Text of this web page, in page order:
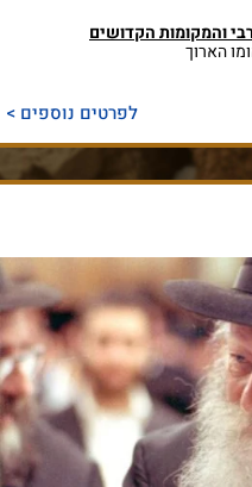
והמקומות הקדושים
הארוך
לפרטים נוספים >